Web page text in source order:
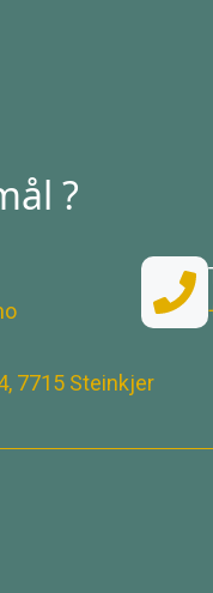
?
7715 Steinkjer